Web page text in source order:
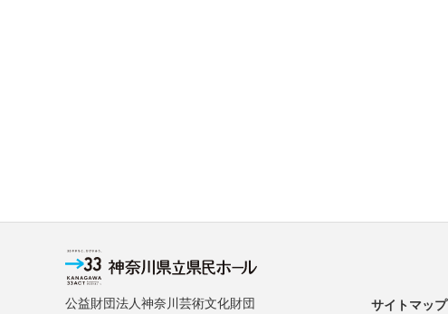
公益財団法人神奈川芸術文化財団 サイトマップ